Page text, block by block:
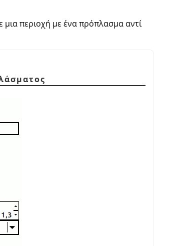
μια περιοχή με ένα πρόπλασμα αντί